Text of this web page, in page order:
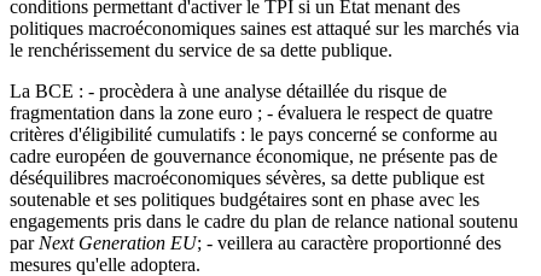
conditions permettant d'activer le TPI si un État menant des
politiques macroéconomiques saines est attaqué sur les marchés via
le renchérissement du service de sa dette publique.
La BCE : - procèdera à une analyse détaillée du risque de
fragmentation dans la zone euro ; - évaluera le respect de quatre
critères d'éligibilité cumulatifs : le pays concerné se conforme au
cadre européen de gouvernance économique, ne présente pas de
déséquilibres macroéconomiques sévères, sa dette publique est
soutenable et ses politiques budgétaires sont en phase avec les
engagements pris dans le cadre du plan de relance national soutenu
par Next Generation EU; - veillera au caractère proportionné des
mesures qu'elle adoptera.